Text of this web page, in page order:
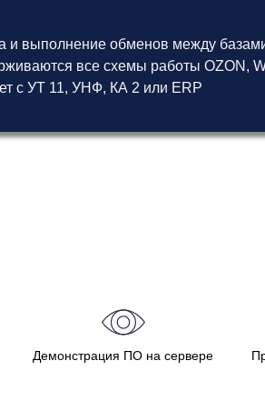
и выполнение обменов между
все схемы работы OZON,
сУТ 11,УНФ, КА 2 или ERP
Демонстрация ПО на сервере